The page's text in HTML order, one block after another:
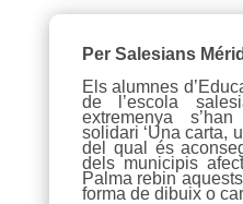
Per Salesians
Els alumnes
de l’escola
extremenya
solidari ‘Una carta,
del qual és
dels municipis
Palma rebin
forma de dibuix o